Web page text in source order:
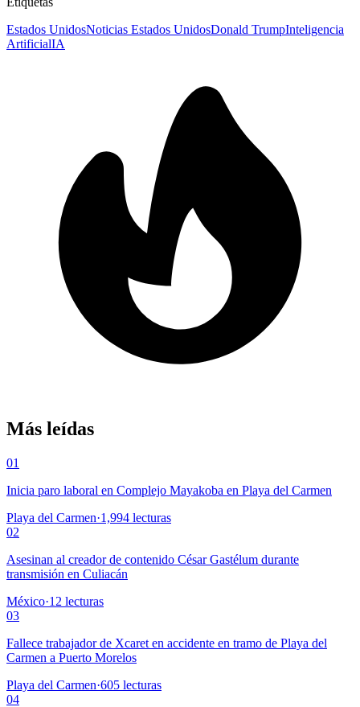
Estados UnidosNoticias Estados UnidosDonald TrumpInteligencia
ArtificialIA
Más leídas
01
Inicia paro laboral en Complejo Mayakoba en Playa del Carmen
Playa del Carmen·1,994 lecturas
02
Asesinan al creador de contenido César Gastélum durante
transmisión en Culiacán
México·12 lecturas
03
Fallece trabajador de Xcaret en accidente en tramo de Playa del
Carmen a Puerto Morelos
Playa del Carmen·605 lecturas
04